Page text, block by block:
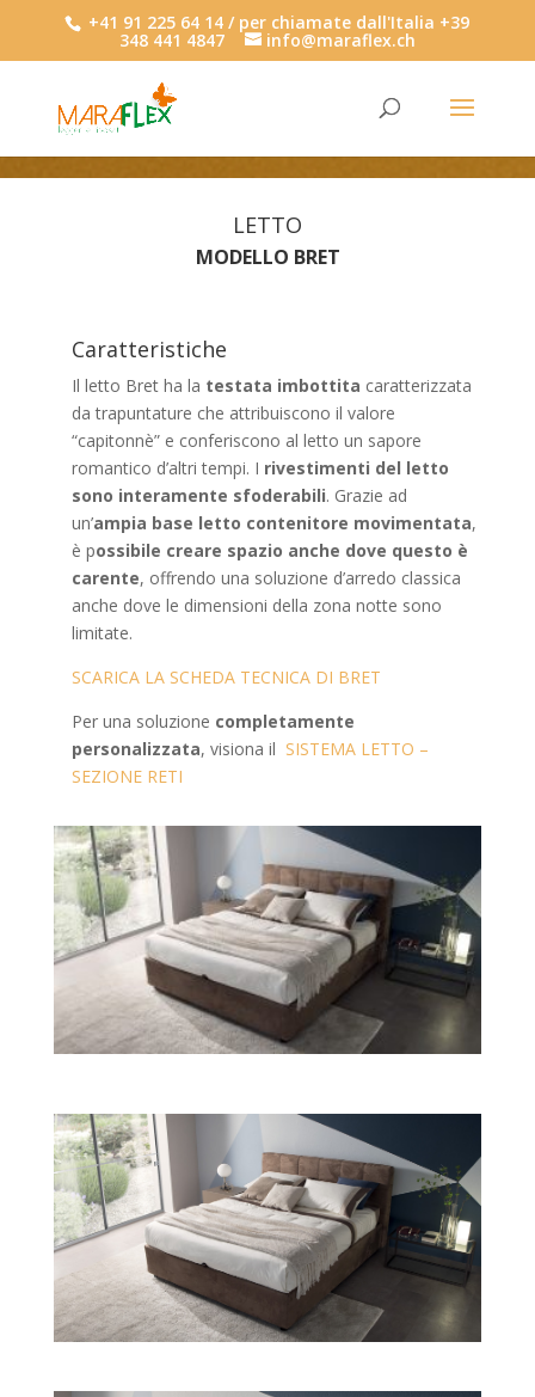
+41 91 225 64 14 / per chiamate dall'Italia +39
348 441 4847 info@maraflex.ch
LETTO
MODELLO BRET
Caratteristiche
Il letto Bret ha la testata imbottita caratterizzata
da trapuntature che attribuiscono il valore
“capitonnè” e conferiscono al letto un sapore
romantico d’altri tempi. I rivestimenti del letto
sono interamente sfoderabili. Grazie ad
un’ampia base letto contenitore movimentata,
è possibile creare spazio anche dove questo è
carente, offrendo una soluzione d’arredo classica
anche dove le dimensioni della zona notte sono
limitate.
SCARICA LA SCHEDA TECNICA DI BRET
Per una soluzione completamente
personalizzata, visiona il SISTEMA LETTO –
SEZIONE RETI